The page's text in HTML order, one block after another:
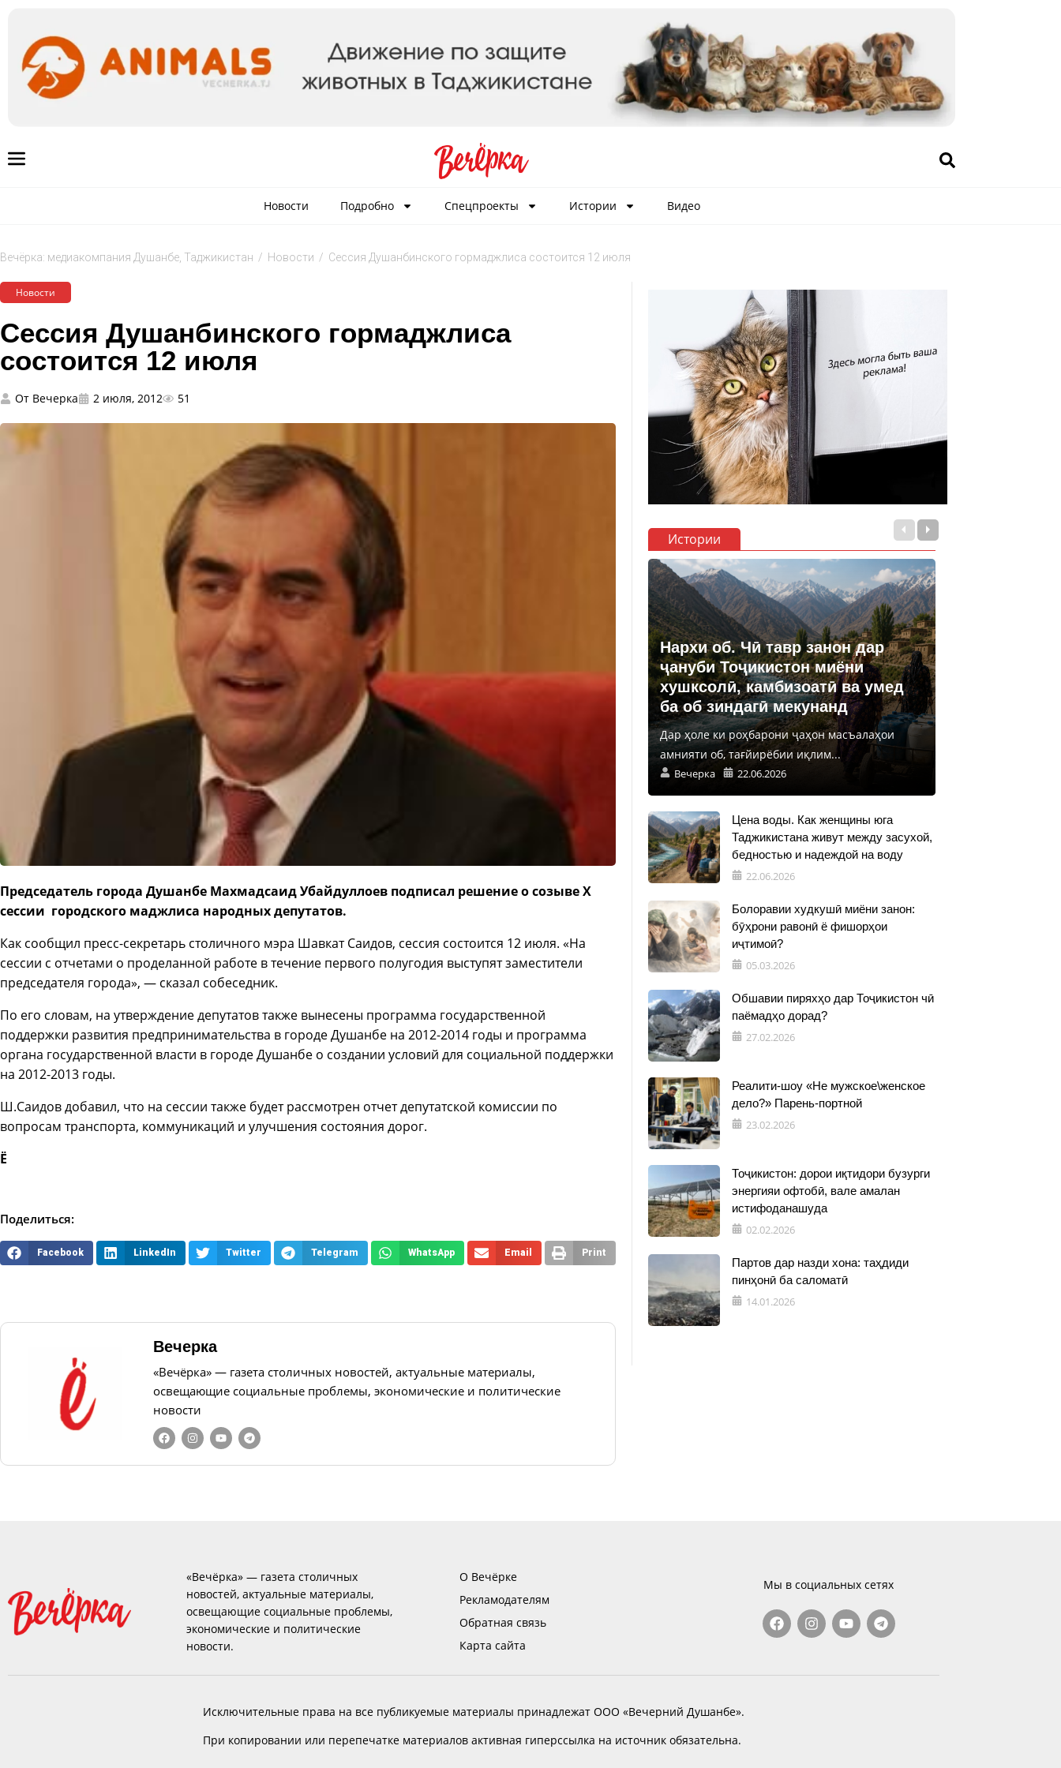
Новости Подробно Спецпроекты Истории Видео
Вечёрка: медиакомпания Душанбе, Таджикистан / Новости / Сессия Душанбинского гормаджлиса состоится 12 июля
Новости
Сессия Душанбинского гормаджлиса
состоится 12 июля
От Вечерка 2 июля, 2012 51
Председатель города Душанбе Махмадсаид Убайдуллоев подписал решение о созыве Х
сессии городского маджлиса народных депутатов.
Как сообщил пресс-секретарь столичного мэра Шавкат Саидов, сессия состоится 12 июля. «На
сессии с отчетами о проделанной работе в течение первого полугодия выступят заместители
председателя города», — сказал собеседник.
По его словам, на утверждение депутатов также вынесены программа государственной
поддержки развития предпринимательства в городе Душанбе на 2012-2014 годы и программа
органа государственной власти в городе Душанбе о создании условий для социальной поддержки
на 2012-2013 годы.
Ш.Саидов добавил, что на сессии также будет рассмотрен отчет депутатской комиссии по
вопросам транспорта, коммуникаций и улучшения состояния дорог.
Ё
Поделиться:
Facebook LinkedIn Twitter Telegram WhatsApp Email Print
Вечерка
«Вечёрка» — газета столичных новостей, актуальные материалы,
освещающие социальные проблемы, экономические и политические
новости
Истории
Нархи об. Чӣ тавр занон дар
ҷануби Тоҷикистон миёни
хушксолӣ, камбизоатӣ ва умед
ба об зиндагӣ мекунанд
Дар ҳоле ки роҳбарони ҷаҳон масъалаҳои
амнияти об, тағйирёбии иқлим...
Вечерка 22.06.2026
Цена воды. Как женщины юга
Таджикистана живут между засухой,
бедностью и надеждой на воду
22.06.2026
Болоравии худкушӣ миёни занон:
бӯҳрони равонӣ ё фишорҳои
иҷтимоӣ?
05.03.2026
Обшавии пиряхҳо дар Тоҷикистон чӣ
паёмадҳо дорад?
27.02.2026
Реалити-шоу «Не мужское\женское
дело?» Парень-портной
23.02.2026
Тоҷикистон: дорои иқтидори бузурги
энергияи офтобӣ, вале амалан
истифоданашуда
02.02.2026
Партов дар назди хона: таҳдиди
пинҳонӣ ба саломатӣ
14.01.2026
«Вечёрка» — газета столичных
новостей, актуальные материалы,
освещающие социальные проблемы,
экономические и политические
новости.
О Вечёрке
Рекламодателям
Обратная связь
Карта сайта
Мы в социальных сетях
Исключительные права на все публикуемые материалы принадлежат ООО «Вечерний Душанбе».
При копировании или перепечатке материалов активная гиперссылка на источник обязательна.